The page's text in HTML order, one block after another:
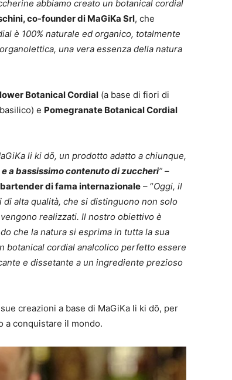
abbiamo creato un botanical cordial
co-founder di MaGiKa Srl, che
è 100% naturale ed organico, totalmente
una vera essenza della natura
Botanical Cordial (a base di fiori di
e Pomegranate Botanical Cordial
li ki dō, un prodotto adatto a chiunque,
a bassissimo contenuto di zuccheri” –
di fama internazionale – “Oggi, il
alta qualità, che si distinguono non solo
realizzati. Il nostro obiettivo è
che la natura si esprima in tutta la sua
botanical cordial analcolico perfetto essere
e dissetante a un ingrediente prezioso
creazioni a base di MaGiKa li ki dō, per
a conquistare il mondo.